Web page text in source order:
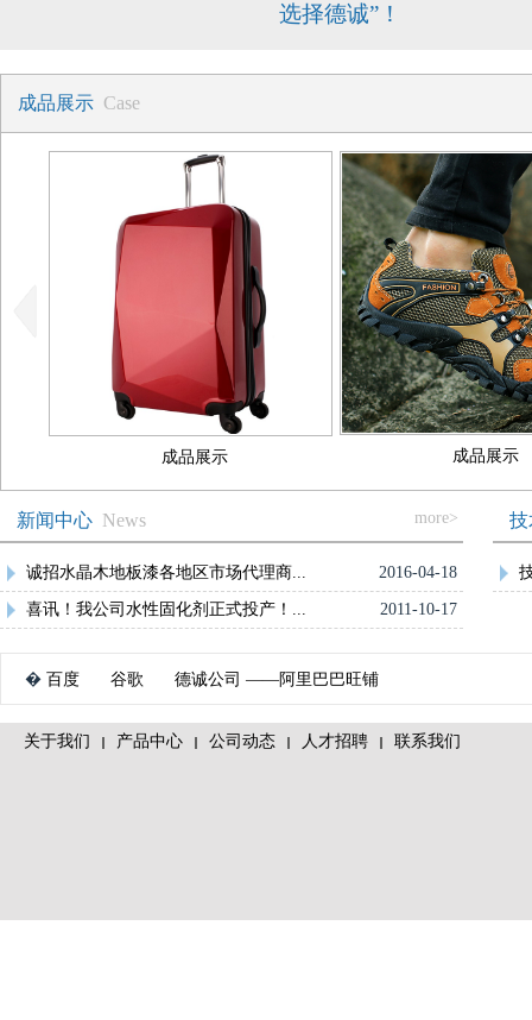
选择德诚”！
成品展示 Case
成品展示 成品展示
新闻中心 News more>
诚招水晶木地板漆各地区市场代理商... 2016-04-18
喜讯！我公司水性固化剂正式投产！... 2011-10-17
技
� 百度 谷歌 德诚公司 ——阿里巴巴旺铺
关于我们 产品中心 公司动态 人才招聘 联系我们